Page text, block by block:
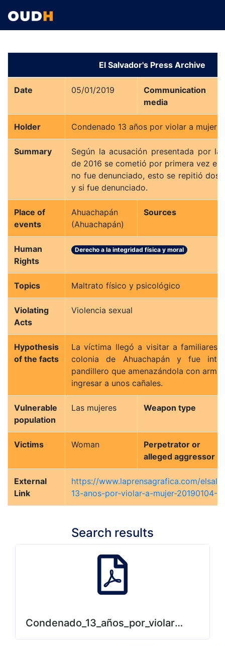
El Salvador's Press Archive
Date 05/01/2019
Communication
media
Holder Condenado 13 años por violar a mujer
Summary
Según la acusación presentada por la
de 2016 se cometió por primera vez el
no fue denunciado, esto se repitió dos
y si fue denunciado.
Place of
events
Ahuachapán
(Ahuachapán)
Sources
Human
Rights
Derecho a la integridad física y moral
Topics Maltrato físico y psicológico
Violating
Acts
Violencia sexual
Hypothesis
of the facts
La víctima llegó a visitar a familiares
colonia de Ahuachapán y fue
pandillero que amenazándola con
ingresar a unos cañales.
Vulnerable
population
Las mujeres Weapon type
Victims Woman
Perpetrator or
alleged aggressor
External
Link
https://www.laprensagrafica.com/
13-anos-por-violar-a-mujer-20190104-
Search results